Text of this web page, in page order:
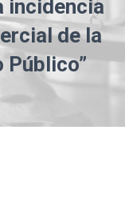
E
A
incidencia
de la
Público”